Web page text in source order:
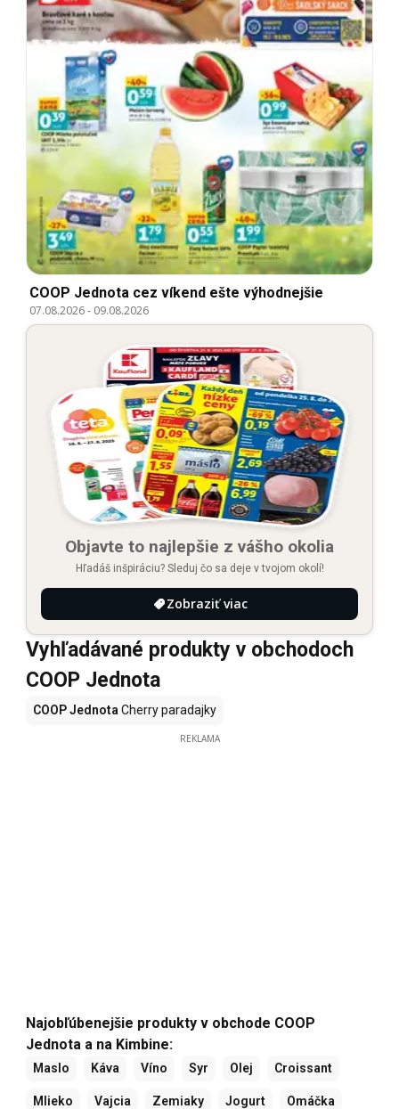
COOP Jednota cez víkend ešte výhodnejšie
07.08.2026- 09.08.2026
Objavte to najlepšie z vášho okolia
Hľadáš inšpiráciu? Sleduj čo sa deje v tvojom okolí!
Zobraziť viac
Vyhľadávané produkty v obchodoch
COOP Jednota
COOP JednotaCherry paradajky
REKLAMA
Najobľúbenejšie produkty v obchode COOP
Jednota a na Kimbine:
Maslo Káva Víno Syr Olej Croissant
Mlieko Vajcia Zemiaky Jogurt Omáčka